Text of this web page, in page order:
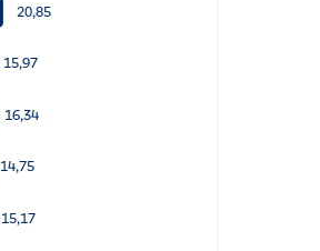
20,85
15,97
16,34
14,75
15,17